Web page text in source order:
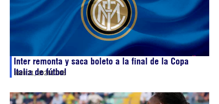
Inter remonta y saca boleto a la final de la Copa
Italia de fútbol
abril 21, 202617:05